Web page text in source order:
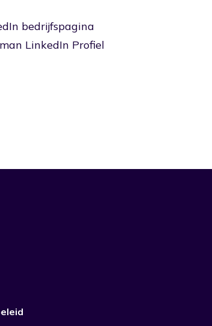
bedrijfspagina
LinkedIn Profiel